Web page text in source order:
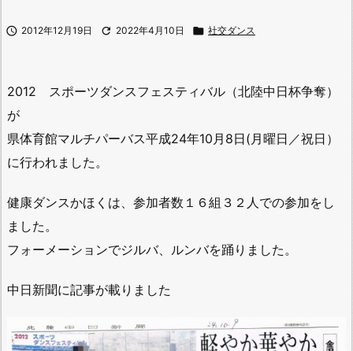
 2012年12月19日  2022年4月10日  社交ダンス
2012 スポーツダンスフェスティバル（北陸中日杯争奪）
が
県体育館マルチパーバス平成24年10月8日(月曜日／祝日）
に行われました。
健康ダンスかほくは、参加者数１６組３２人での参加をし
ました。
フォーメーションでジルバ、ルンバを踊りました。
中日新聞に記事が載りました